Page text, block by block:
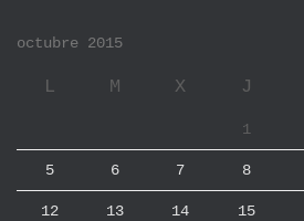
octubre 2015
L M X J
1
5 6 7 8
12 13 14 15